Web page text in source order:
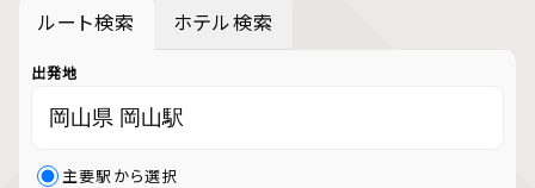
ルート検索 ホテル検索
出発地
主要駅から選択